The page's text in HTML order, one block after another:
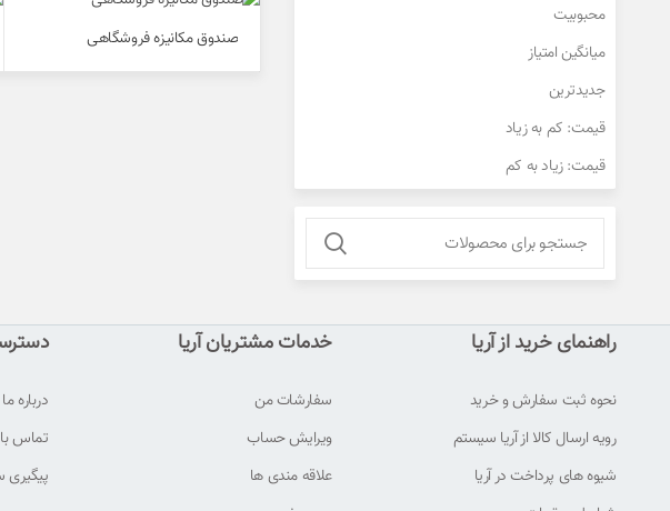
محبوبیت
میانگین امتیاز
جدیدترین
قیمت: کم به زیاد
قیمت: زیاد به کم
صندوق مکانیزه فروشگاهی
درباره ما
تماس
خدمات مشتریان آریا
سفارشات من
ویرایش حساب
علاقه مندی ها
راهنمای خرید از آریا
نحوه ثبت سفارش و خرید
رویه ارسال کالا از آریا سیستم
شیوه های پرداخت در آریا
تلگرام